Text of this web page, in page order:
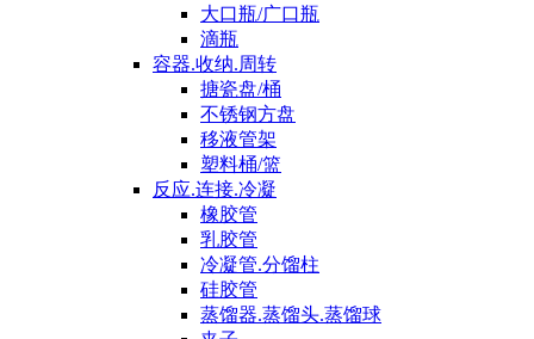
大口瓶/广口瓶
滴瓶
容器.收纳.周转
搪瓷盘/桶
不锈钢方盘
移液管架
塑料桶/篮
反应.连接.冷凝
橡胶管
乳胶管
冷凝管.分馏柱
硅胶管
蒸馏器.蒸馏头.蒸馏球